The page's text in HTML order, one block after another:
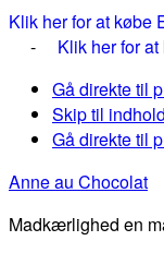
Klik her for at købe
- Klik her for
Gå direkte til
Skip til indhold
Gå direkte til
Anne au Chocolat
Madkærlighed en